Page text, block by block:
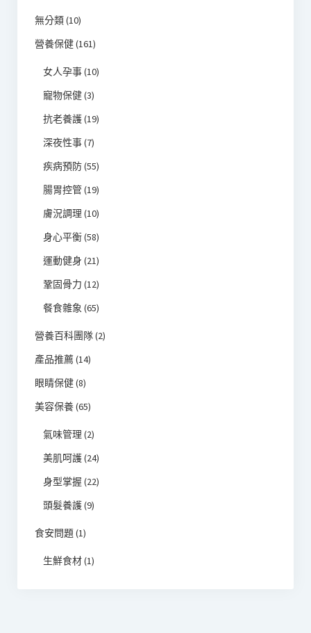
無分類(10)
營養保健(161)
女人孕事(10)
寵物保健(3)
抗老養護(19)
深夜性事(7)
疾病預防(55)
腸胃控管(19)
膚況調理 (10)
身心平衡(58)
運動健身 (21)
鞏固骨力 (12)
餐食雜象 (65)
營養百科團隊(2)
產品推薦(14)
眼睛保健(8)
美容保養(65)
氣味管理 (2)
美肌呵護(24)
身型掌握 (22)
頭髮養護(9)
食安問題(1)
生鮮食材(1)